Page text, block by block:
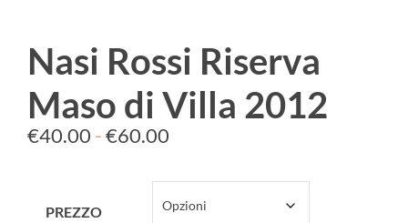
Nasi Rossi Riserva
Maso di Villa 2012
€40.00 -€60.00
PREZZO